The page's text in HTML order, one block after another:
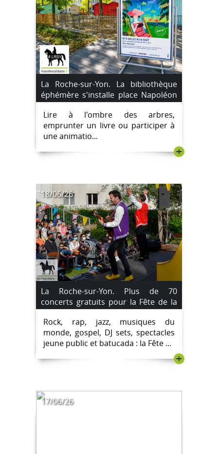
La Roche-sur-Yon. La bibliothèque
éphémère s'installe place Napoléon
jusqu'au 14 août 2026.
Lire à l'ombre des arbres,
emprunter un livre ou participer à
une animatio...
+
18/06/26
La Roche-sur-Yon. Plus de 70
concerts gratuits pour la Fête de la
musique 2026. Le Programme.
Rock, rap, jazz, musiques du
monde, gospel, DJ sets, spectacles
jeune public et batucada : la Fête ...
+
17/06/26